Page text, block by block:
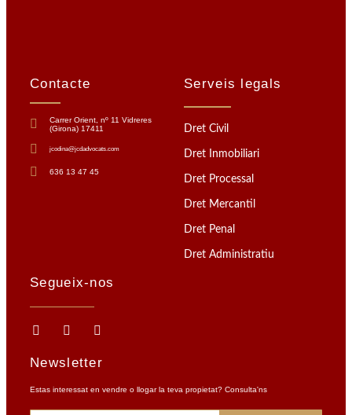
Contacte
Carrer Orient, nº 11 Vidreres
(Girona) 17411
jcodina@jcdadvocats.com
636 13 47 45
Serveis legals
Dret Civil
Dret Inmobiliari
Dret Processal
Dret Mercantil
Dret Penal
Dret Administratiu
Segueix-nos
Newsletter
Estas interessat en vendre o llogar la teva propietat? Consulta'ns